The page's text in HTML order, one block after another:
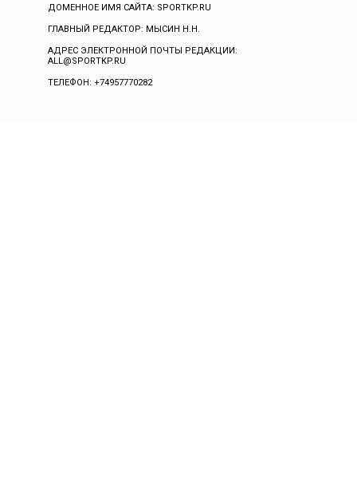
ДОМЕННОЕ ИМЯ САЙТА: SPORTKP.RU
ГЛАВНЫЙ РЕДАКТОР: МЫСИН Н.Н.
АДРЕС ЭЛЕКТРОННОЙ ПОЧТЫ РЕДАКЦИИ:
ALL@SPORTKP.RU
ТЕЛЕФОН: +74957770282